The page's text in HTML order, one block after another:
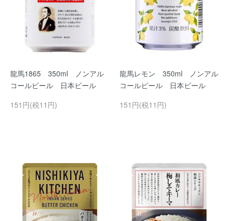
龍馬1865 350ml ノンアル
コールビール 日本ビール
151円(税11円)
龍馬レモン 350ml ノンアル
コールビール 日本ビール
151円(税11円)